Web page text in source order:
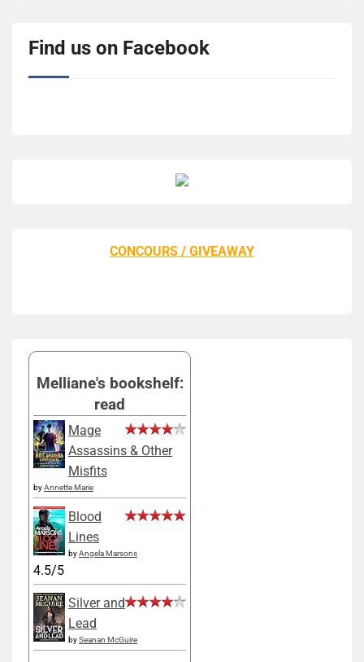
Find us on Facebook
CONCOURS / GIVEAWAY
Melliane's bookshelf:
read
Mage
Assassins & Other
Misfits
byAnnette Marie
Blood
Lines
byAngela Marsons
4.5/5
Silver and
Lead
bySeanan McGuire